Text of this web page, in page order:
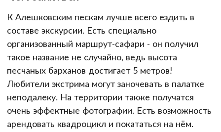
К Алешковским пескам лучше всего ездить в
составе экскурсии. Есть специально
организованный маршрут-сафари - он получил
такое название не случайно, ведь высота
песчаных барханов достигает 5 метров!
Любители экстрима могут заночевать в палатке
неподалеку. На территории также получатся
очень эффектные фотографии. Есть возможность
арендовать квадроцикл и покататься на нём.